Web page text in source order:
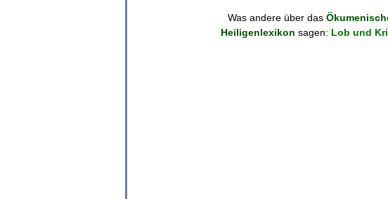
Was andere über das
Heiligenlexikon sagen: Lob und